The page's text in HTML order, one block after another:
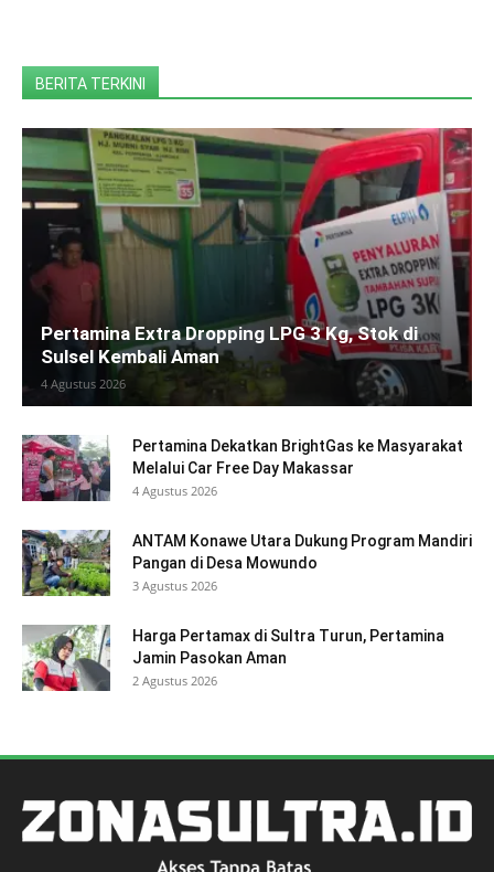
BERITA TERKINI
Pertamina Extra Dropping LPG 3 Kg, Stok di
Sulsel Kembali Aman
4 Agustus 2026
Pertamina Dekatkan BrightGas ke Masyarakat
Melalui Car Free Day Makassar
4 Agustus 2026
ANTAM Konawe Utara Dukung Program Mandiri
Pangan di Desa Mowundo
3 Agustus 2026
Harga Pertamax di Sultra Turun, Pertamina
Jamin Pasokan Aman
2 Agustus 2026